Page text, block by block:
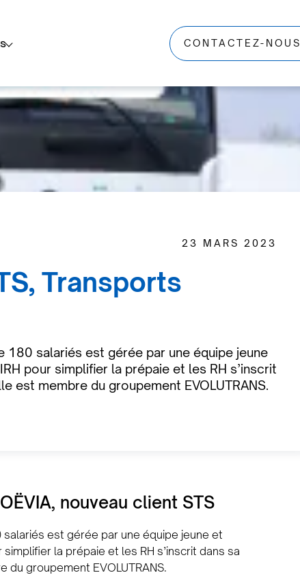
CONTACTEZ-NOUS
23 MARS 2023
Transports
salariés est gérée par une équipe jeune
pour simplifier la prépaie et les RH s’inscrit
est membre du groupement EVOLUTRANS.
nouveau client STS
est gérée par une équipe jeune et
la prépaie et les RH s’inscrit dans sa
groupement EVOLUTRANS.